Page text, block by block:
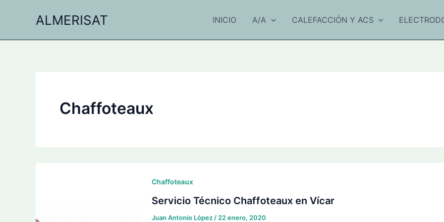
ALMERISAT INICIO A/A CALEFACCIÓN Y ACS
Chaffoteaux
Chaffoteaux
Servicio Técnico Chaffoteaux en Vícar
Juan Antonio López / 22 enero, 2020